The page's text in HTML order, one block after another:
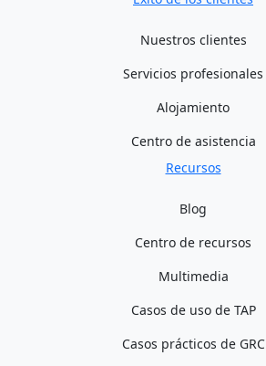
Nuestros clientes
Servicios profesionales
Alojamiento
Centro de asistencia
Recursos
Blog
Centro de recursos
Multimedia
Casos de uso de TAP
Casos prácticos de GRC